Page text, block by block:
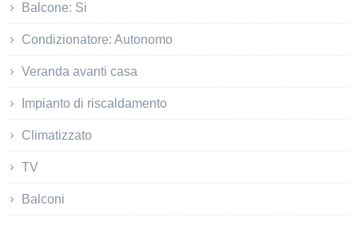
Balcone: Si
Condizionatore: Autonomo
Veranda avanti casa
Impianto di riscaldamento
Climatizzato
TV
Balconi